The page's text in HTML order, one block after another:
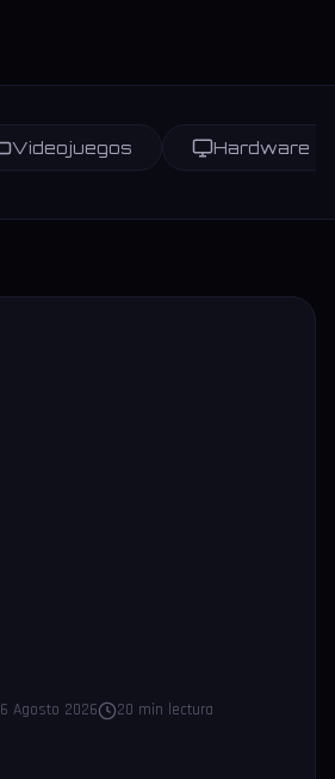
Videojuegos Hardware
6 Agosto 2026
20 min lectura